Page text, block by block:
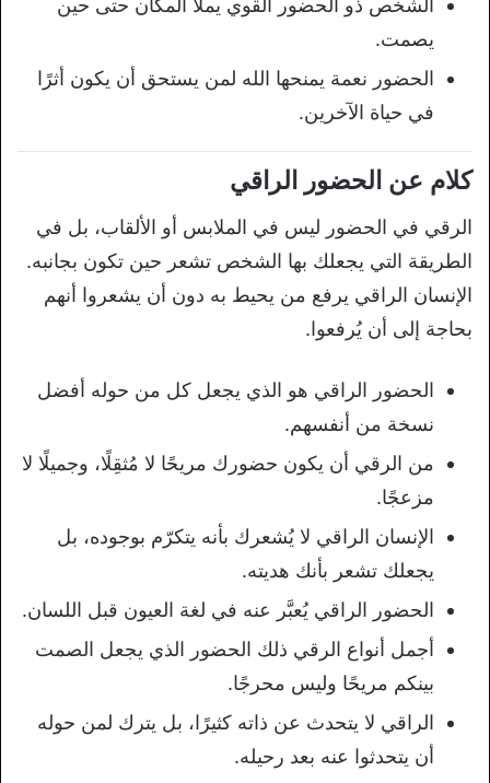
يصمت.
الحضور نعمة يمنحها الله لمن يستحق أن يكون أثرًا
في حياة الآخرين.
كلام عن الحضور الراقي
الرقي في الحضور ليس في الملابس أو الألقاب، بل في
الطريقة التي يجعلك بها الشخص تشعر حين تكون بجانبه.
الإنسان الراقي يرفع من يحيط به دون أن يشعروا أنهم
بحاجة إلى أن يُرفعوا.
الحضور الراقي هو الذي يجعل كل من حوله أفضل
نسخة من أنفسهم.
من الرقي أن يكون حضورك مريحًا لا مُثقِلًا، وجميلًا لا
مزعجًا.
الإنسان الراقي لا يُشعرك بأنه يتكرّم بوجوده، بل
يجعلك تشعر بأنك هديته.
الحضور الراقي يُعبَّر عنه في لغة العيون قبل اللسان.
أجمل أنواع الرقي ذلك الحضور الذي يجعل الصمت
بينكم مريحًا وليس محرجًا.
الراقي لا يتحدث عن ذاته كثيرًا، بل يترك لمن حوله
أن يتحدثوا عنه بعد رحيله.